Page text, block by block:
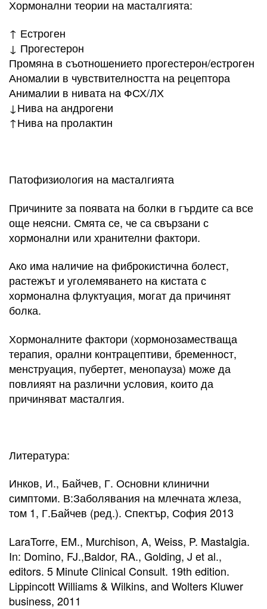
Хормонални теории на масталгията:
↑ Естроген
↓ Прогестерон
Промяна в съотношението прогестерон/естроген
Аномалии в чувствителността на рецептора
Анималии в нивата на ФСХ/ЛХ
↓Нива на андрогени
↑Нива на пролактин
Патофизиология на масталгията
Причините за появата на болки в гърдите са все
още неясни. Смята се, че са свързани с
хормонални или хранителни фактори.
Ако има наличие на фиброкистична болест,
растежът и уголемяването на кистата с
хормонална флуктуация, могат да причинят
болка.
Хормоналните фактори (хормонозаместваща
терапия, орални контрацептиви, бременност,
менструация, пубертет, менопауза) може да
повлияят на различни условия, които да
причиняват масталгия.
Литература:
Инков, И., Байчев, Г. Основни клинични
симптоми. В:Заболявания на млечната жлеза,
том 1, Г.Байчев (ред.). Спектър, София 2013
LaraTorre, EM., Murchison, A, Weiss, P. Mastalgia.
In: Domino, FJ.,Baldor, RA., Golding, J et al.,
editors. 5 Minute Clinical Consult. 19th edition.
Lippincott Williams & Wilkins, and Wolters Kluwer
business, 2011